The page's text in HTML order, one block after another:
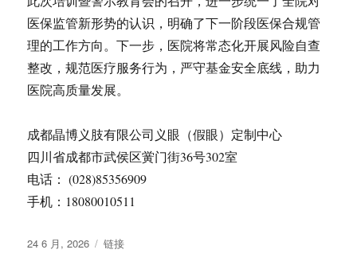
医保监管新形势的认识，明确了下一阶段医保合规管
理的工作方向。下一步，医院将常态化开展风险自查
整改，规范医疗服务行为，严守基金安全底线，助力
医院高质量发展。
成都晶博义肢有限公司义眼（假眼）定制中心
四川省成都市武侯区黉门街36号302室
电话： (028)85356909
手机：18080010511
发
24 6 月, 2026
格
链接